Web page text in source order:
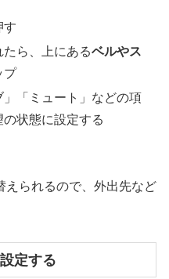
す
ら、上にあるベルやス
プ
」「ミュート」などの項
状態に設定する
えられるので、外出先など
定する